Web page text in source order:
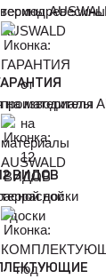
на материалы
ВИДОВ
доски